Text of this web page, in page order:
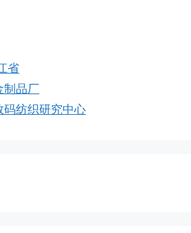
省
制品厂
码纺织研究中心